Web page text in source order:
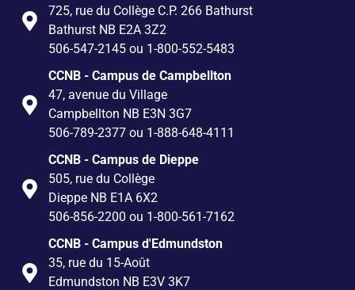
725, rue du Collège C.P. 266 Bathurst
Bathurst NB E2A 3Z2
506-547-2145 ou 1-800-552-5483
CCNB - Campus de Campbellton
47, avenue du Village
Campbellton NB E3N 3G7
506-789-2377 ou 1-888-648-4111
CCNB - Campus de Dieppe
505, rue du Collège
Dieppe NB E1A 6X2
506-856-2200 ou 1-800-561-7162
CCNB - Campus d'Edmundston
35, rue du 15-Août
Edmundston NB E3V 3K7